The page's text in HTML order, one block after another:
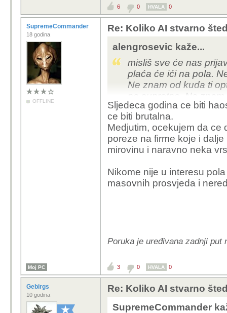
6 0 HVALA 0
SupremeCommander
18 godina
OFFLINE
Re: Koliko AI stvarno
alengrosevic kaže...
misliš sve će nas
plaća će ići na pola.
Ne znam od kuda ti
na suprotno. Ne
posao postojećim
plaću. Ne kužim tu
Sljedeca godina ce biti
ce biti brutalna.
Medjutim, ocekujem da ce
poreze na firme koje i
mirovinu i naravno neka
Nikome nije u interesu
masovnih prosvjeda i
Poruka je uređivana zadnji put
Moj PC 3 0 HVALA 0
Gebirgs
10 godina
Re: Koliko AI stvarno
SupremeCommander